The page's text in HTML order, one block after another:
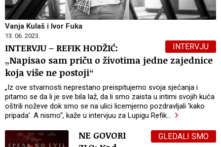
Vanja Kulaš i Ivor Fuka
13. 06. 2023.
INTERVJU
INTERVJU – REFIK HODŽIĆ:
„Napisao sam priču o životima jedne zajednice
koja više ne postoji“
„Iz ove stvarnosti neprestano preispitujemo svoja sjećanja i
pitamo se da li je sve bila laž, da li smo zaista u intimi svojih kuća
oštrili noževe dok smo se na ulici licemjerno pozdravljali 'kako
pripada'. A nismo“, kaže u intervjuu za Lupigu Refik…
GLEDALI SMO
NE GOVORI